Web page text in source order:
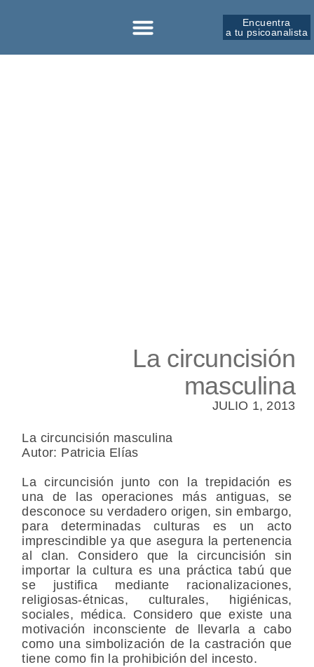
Encuentra
a tu psicoanalista
La circuncisión
masculina
JULIO 1, 2013
La circuncisión masculina
Autor: Patricia Elías
La circuncisión junto con la trepidación es
una de las operaciones más antiguas, se
desconoce su verdadero origen, sin embargo,
para determinadas culturas es un acto
imprescindible ya que asegura la pertenencia
al clan. Considero que la circuncisión sin
importar la cultura es una práctica tabú que
se justifica mediante racionalizaciones,
religiosas-étnicas, culturales, higiénicas,
sociales, médica. Considero que existe una
motivación inconsciente de llevarla a cabo
como una simbolización de la castración que
tiene como fin la prohibición del incesto.